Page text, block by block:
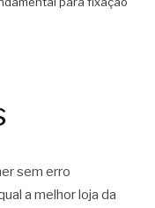
sem erro
a melhor loja da